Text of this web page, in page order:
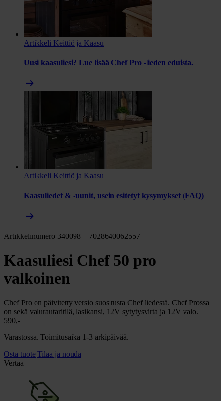
Artikkeli Keittiö ja Kaasu
Uusi kaasuliesi? Lue lisää Chef Pro -lieden eduista.
arrow_right_alt
Artikkeli Keittiö ja Kaasu
Kaasuliedet & -uunit, usein esitetyt kysymykset (FAQ)
arrow_right_alt
Artikkelinumero 340098—7028640062557
Kaasuliesi Chef 50 pro
valkoinen
Chef Pro on päivitetty versio suositusta Chef liedestä. Chef Prossa
on sekä valurautaritilä, lasikansi, 12V sytytysvirta ja 12V valo.
590,-
Varastossa. Toimitusaika 1-3 arkipäivää.
Osta tuote Tilaa ja nouda
Vertaa